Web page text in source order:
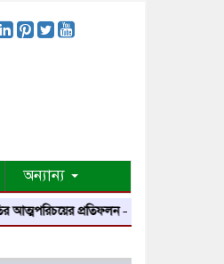
অন্যান্য
প্রতিফলন — সংস্কৃতি মন্ত্রী